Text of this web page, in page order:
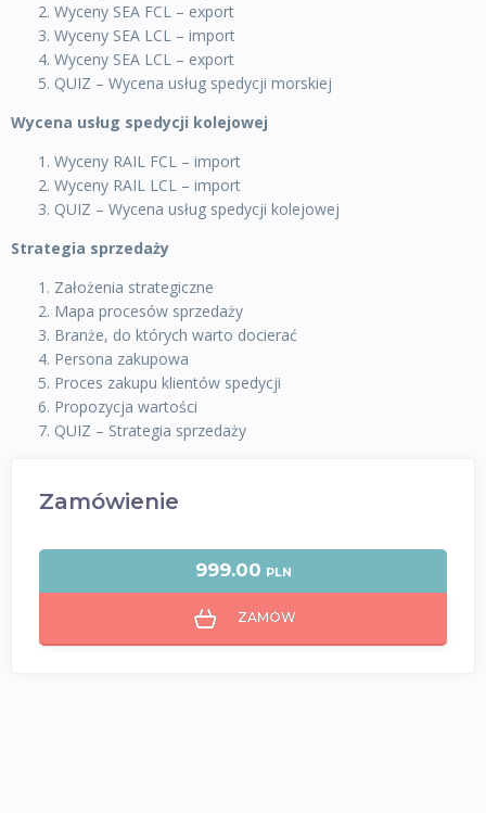
Wyceny SEA FCL – export
Wyceny SEA LCL – import
Wyceny SEA LCL – export
QUIZ – Wycena usług spedycji morskiej
Wycena usług spedycji kolejowej
Wyceny RAIL FCL – import
Wyceny RAIL LCL – import
QUIZ – Wycena usług spedycji kolejowej
Strategia sprzedaży
Założenia strategiczne
Mapa procesów sprzedaży
Branże, do których warto docierać
Persona zakupowa
Proces zakupu klientów spedycji
Propozycja wartości
QUIZ – Strategia sprzedaży
Zamówienie
999.00 PLN
ZAMÓW